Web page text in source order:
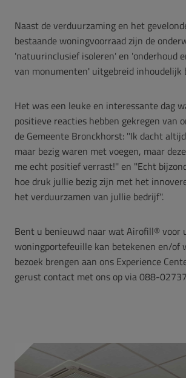
Naast de verduurzaming en het
bestaande woningvoorraad zijn de
'natuurinclusief isoleren' en 'onderhoud
van monumenten' uitgebreid inhoudelijk
Het was een leuke en interessante dag
positieve reacties hebben gekregen van
de Gemeente Bronckhorst: ''Ik dacht
maar bezig waren met voegen, maar
me echt positief verrast!'' en ''Echt
hoe druk jullie bezig zijn met het
het verduurzamen van jullie bedrijf''.
Bent u benieuwd naar wat Airofill® voor
woningportefeuille kan betekenen en/of
bezoek brengen aan ons Experience
gerust contact met ons op via 088-